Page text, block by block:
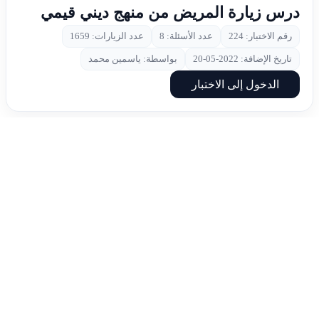
درس زيارة المريض من منهج ديني قيمي
رقم الاختبار: 224 عدد الأسئلة: 8 عدد الزيارات: 1659
تاريخ الإضافة: 2022-05-20 بواسطة: ياسمين محمد
الدخول إلى الاختبار